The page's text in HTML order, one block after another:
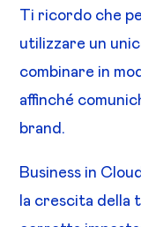
Ti ricordo che
utilizzare un
combinare in
affinché
brand.
Business in
la crescita della